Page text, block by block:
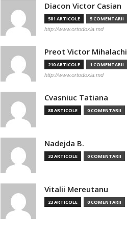
Diacon Victor Casian
581 ARTICOLE 5 COMENTARII
http://www.ortodoxia.md
Preot Victor Mihalachi
210 ARTICOLE 1 COMENTARII
http://www.ortodoxia.md
Cvasniuc Tatiana
88 ARTICOLE 0 COMENTARII
Nadejda B.
32 ARTICOLE 0 COMENTARII
Vitalii Mereutanu
23 ARTICOLE 0 COMENTARII